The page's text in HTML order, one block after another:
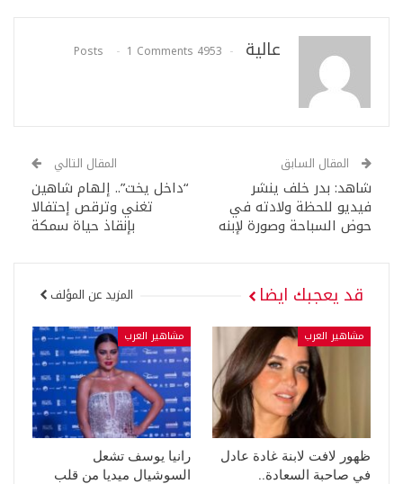
عالية 4953 Posts
1 Comments
المقال السابق
شاهد: بدر خلف ينشر
فيديو للحظة ولادته في
حوض السباحة وصورة لإبنه
المقال التالي
“داخل يخت”.. إلهام شاهين
تغني وترقص إحتفالا
بإنقاذ حياة سمكة
قد يعجبك ايضا المزيد عن المؤلف
مشاهير العرب
ظهور لافت لابنة غادة عادل
في صاحبة السعادة..
مشاهير العرب
رانيا يوسف تشعل
السوشيال ميديا من قلب